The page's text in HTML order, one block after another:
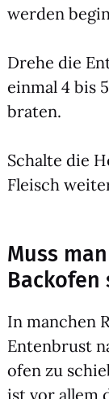
wer­den
Dre­he die
ein­mal 4 bis
bra­ten.
Schal­te die
Fleisch
Muss
Backofen
In man­chen
Enten­brust
ofen zu
ist vor allem